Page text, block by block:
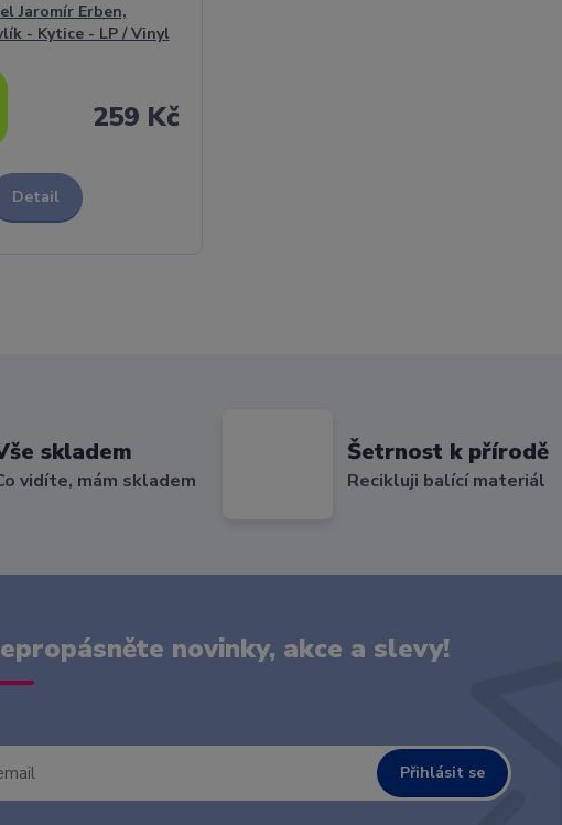
Jaromír Erben,
- Kytice - LP / Vinyl
259 Kč
Detail
skladem
vidíte, mám skladem
Šetrnost k přírodě
Recikluji balící materiál
novinky, akce a slevy!
Přihlásit se